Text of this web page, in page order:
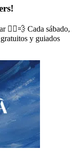
🏃‍♂️💨 Cada sábado,
y guiados